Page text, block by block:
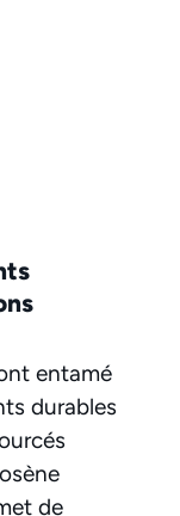
entamé
durables
de